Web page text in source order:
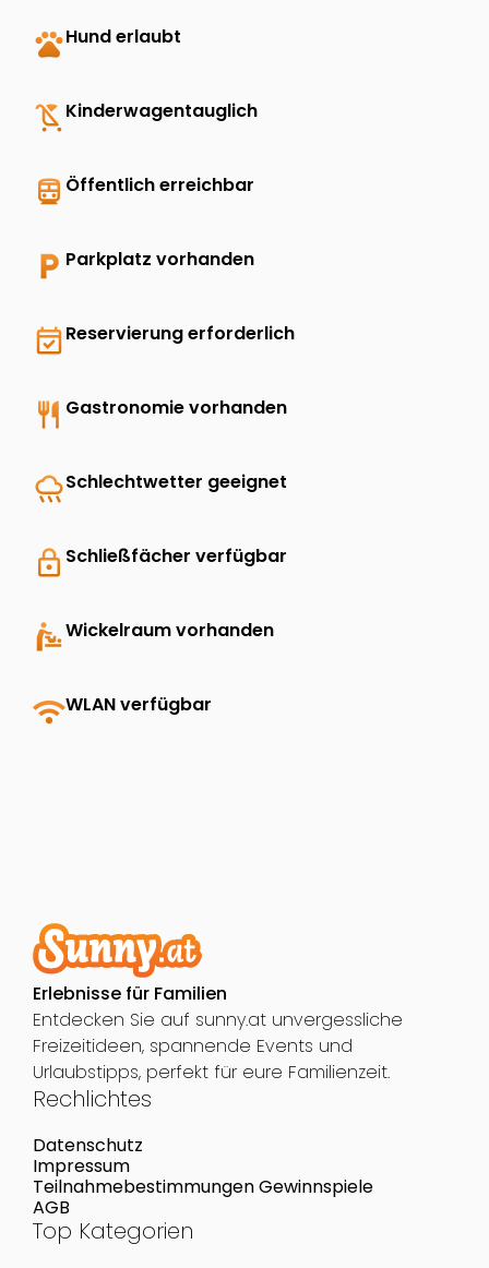
petsHund erlaubt
child_friendlyKinderwagentauglich
directions_transit Öffentlich erreichbar
local_parking Parkplatz vorhanden
event_availableReservierung erforderlich
restaurant Gastronomie vorhanden
rainySchlechtwetter geeignet
lock Schließfächer verfügbar
baby_changing_stationWickelraum vorhanden
wifiWLAN verfügbar
Erlebnisse für Familien
Entdecken Sie auf sunny.at unvergessliche
Freizeitideen, spannende Events und
Urlaubstipps, perfekt für eure Familienzeit.
Rechlichtes
Datenschutz
Impressum
Teilnahmebestimmungen Gewinnspiele
AGB
Top Kategorien